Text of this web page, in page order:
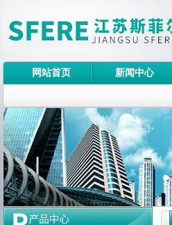
网站首页 新闻中心